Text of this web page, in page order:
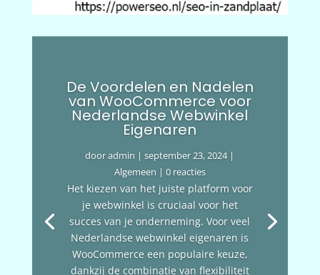
De Voordelen en Nadelen
van WooCommerce voor
Nederlandse Webwinkel
Eigenaren
dooradmin |september 23, 2024|
Algemeen | 0 reacties
Het kiezen van het juiste platform voor
je webwinkel is cruciaal voor het
succes van je onderneming. Voor veel
Nederlandse webwinkel eigenaren is
WooCommerce een populaire keuze,
dankzij de combinatie van flexibiliteit